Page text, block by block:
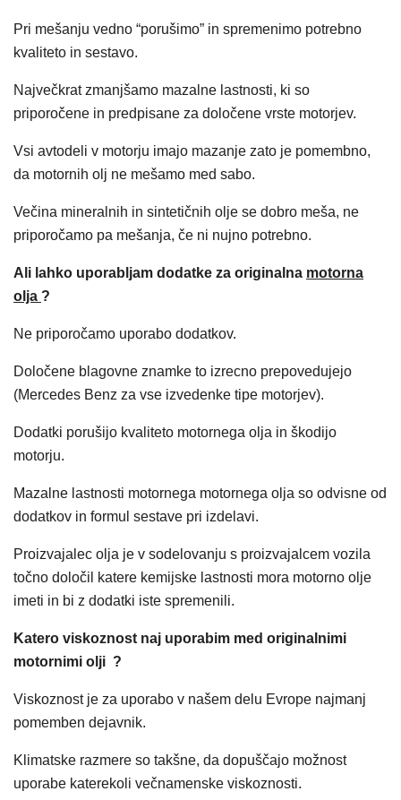
Pri mešanju vedno “porušimo” in spremenimo potrebno
kvaliteto in sestavo.
Največkrat zmanjšamo mazalne lastnosti, ki so
priporočene in predpisane za določene vrste motorjev.
Vsi avtodeli v motorju imajo mazanje zato je pomembno,
da motornih olj ne mešamo med sabo.
Večina mineralnih in sintetičnih olje se dobro meša, ne
priporočamo pa mešanja, če ni nujno potrebno.
Ali lahko uporabljam dodatke za originalna motorna
olja ?
Ne priporočamo uporabo dodatkov.
Določene blagovne znamke to izrecno prepovedujejo
(Mercedes Benz za vse izvedenke tipe motorjev).
Dodatki porušijo kvaliteto motornega olja in škodijo
motorju.
Mazalne lastnosti motornega motornega olja so odvisne od
dodatkov in formul sestave pri izdelavi.
Proizvajalec olja je v sodelovanju s proizvajalcem vozila
točno določil katere kemijske lastnosti mora motorno olje
imeti in bi z dodatki iste spremenili.
Katero viskoznost naj uporabim med originalnimi
motornimi olji ?
Viskoznost je za uporabo v našem delu Evrope najmanj
pomemben dejavnik.
Klimatske razmere so takšne, da dopuščajo možnost
uporabe katerekoli večnamenske viskoznosti.